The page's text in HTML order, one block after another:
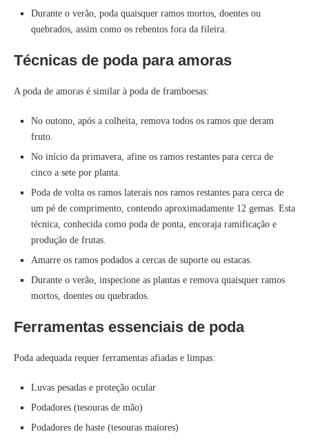
Durante o verão, poda quaisquer ramos mortos, doentes ou
quebrados, assim como os rebentos fora da fileira.
Técnicas de poda para amoras
A poda de amoras é similar à poda de framboesas:
No outono, após a colheita, remova todos os ramos que deram
fruto.
No início da primavera, afine os ramos restantes para cerca de
cinco a sete por planta.
Poda de volta os ramos laterais nos ramos restantes para cerca de
um pé de comprimento, contendo aproximadamente 12 gemas. Esta
técnica, conhecida como poda de ponta, encoraja ramificação e
produção de frutas.
Amarre os ramos podados a cercas de suporte ou estacas.
Durante o verão, inspecione as plantas e remova quaisquer ramos
mortos, doentes ou quebrados.
Ferramentas essenciais de poda
Poda adequada requer ferramentas afiadas e limpas:
Luvas pesadas e proteção ocular
Podadores (tesouras de mão)
Podadores de haste (tesouras maiores)